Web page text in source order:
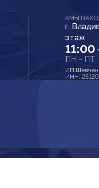
МЫ
г.
этаж
11:00
ПН - ПТ
ИП
ИНН: